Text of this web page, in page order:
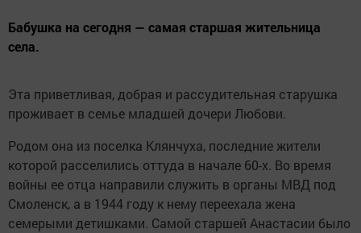
Бабушка на сегодня — самая старшая жительница
села.
Эта приветливая, добрая и рассудительная старушка
проживает в семье младшей дочери Любови.
Родом она из поселка Клянчуха, последние жители
которой расселились оттуда в начале 60-х. Во время
войны ее отца направили служить в органы МВД под
Смоленск, а в 1944 году к нему переехала жена
семерыми детишками. Самой старшей Анастасии было